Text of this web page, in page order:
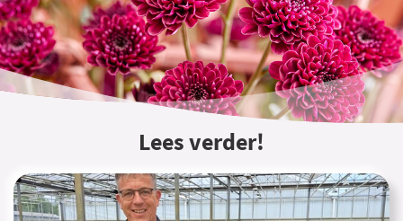
Lees verder!